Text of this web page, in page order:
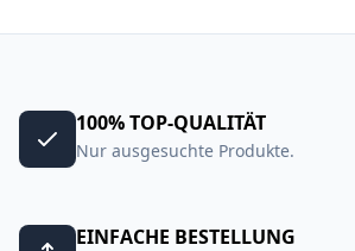
100% TOP-QUALITÄT
Nur ausgesuchte Produkte.
EINFACHE BESTELLUNG